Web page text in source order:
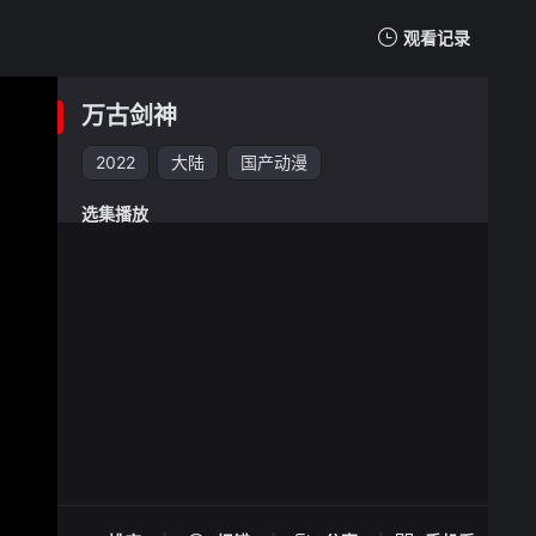
观看记录
万古剑神
2022 大陆 国产动漫
选集播放